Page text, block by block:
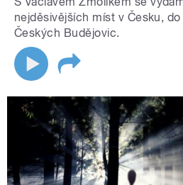
nejděsivějších míst v Česku,
Českých Budějovic.